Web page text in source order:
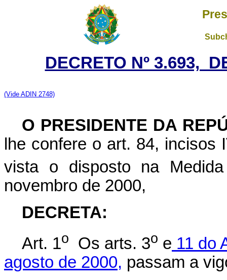
DECRETO Nº 3.693,
(Vide ADIN 2748)
O PRESIDENTE DA
lhe confere o art. 84,
vista o disposto na
novembro de 2000,
DECRETA:
Art. 1o Os arts. 3o e 11 do
agosto de 2000, passam a